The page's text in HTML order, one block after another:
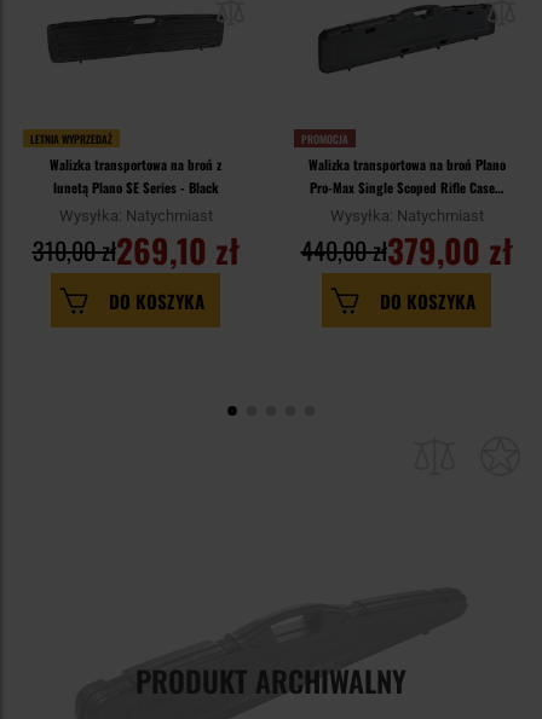
LETNIA WYPRZEDAŻ
Walizka transportowa na broń z
lunetą Plano SE Series - Black
Wysyłka: Natychmiast
269,10 zł
310,00 zł
DO KOSZYKA
PROMOCJA
Walizka transportowa na broń Plano
Pro-Max Single Scoped Rifle Case -
Black
Wysyłka: Natychmiast
379,00 zł
440,00 zł
DO KOSZYKA
PRODUKT ARCHIWALNY